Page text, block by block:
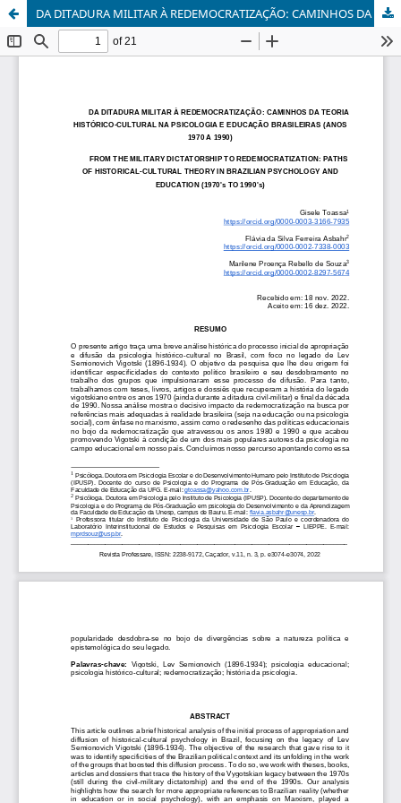
DA DITADURA MILITAR À REDEMOCRATIZAÇÃO: CAMINHOS DA TEORIA HISTÓRICO-CULTURAL NA PSICOLOGIA E EDUCAÇÃO BRASILEIRAS (ANOS 1970 A 1990)